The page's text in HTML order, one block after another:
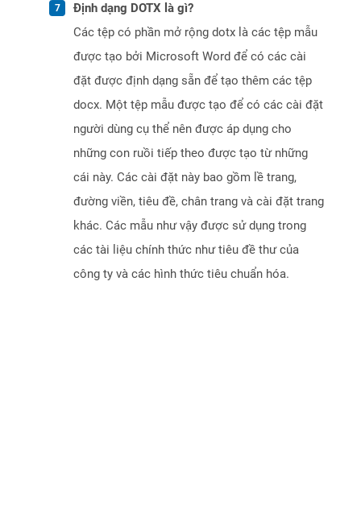
Định dạng DOTX là gì?
Các tệp có phần mở rộng dotx là các tệp mẫu
được tạo bởi Microsoft Word để có các cài
đặt được định dạng sẵn để tạo thêm các tệp
docx. Một tệp mẫu được tạo để có các cài đặt
người dùng cụ thể nên được áp dụng cho
những con ruồi tiếp theo được tạo từ những
cái này. Các cài đặt này bao gồm lề trang,
đường viền, tiêu đề, chân trang và cài đặt trang
khác. Các mẫu như vậy được sử dụng trong
các tài liệu chính thức như tiêu đề thư của
công ty và các hình thức tiêu chuẩn hóa.